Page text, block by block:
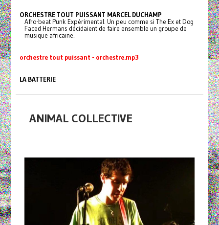
ORCHESTRE TOUT PUISSANT MARCEL DUCHAMP
Afro-beat Punk Expérimental. Un peu comme si The Ex et Dog
Faced Hermans décidaient de faire ensemble un groupe de
musique africaine.
orchestre tout puissant - orchestre.mp3
LA BATTERIE
ANIMAL COLLECTIVE